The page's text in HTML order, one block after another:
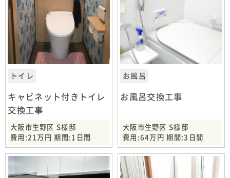
トイレ
キャビネット付きトイレ
交換工事
大阪市生野区 S様邸
費用:21万円 期間:1日間
お風呂
お風呂交換工事
大阪市生野区 S様邸
費用:64万円 期間:3日間